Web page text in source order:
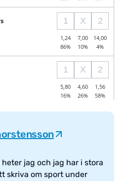
jag och jag har i stora
skriva om sport under